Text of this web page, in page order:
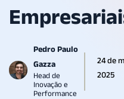
Pedro Paulo
Gazza
Head de
Inovação e
Performance
24 de
2025